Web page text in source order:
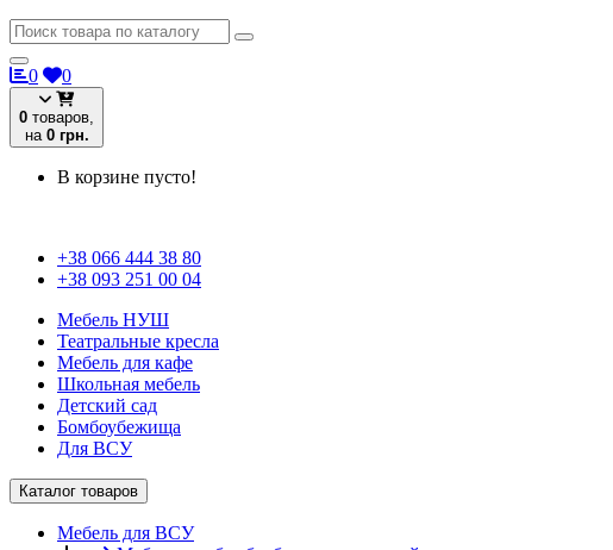
0 0
0 товаров,
на 0 грн.
В корзине пусто!
+38 066 444 38 80
+38 093 251 00 04
Мебель НУШ
Театральные кресла
Мебель для кафе
Школьная мебель
Детский сад
Бомбоубежища
Для ВСУ
Каталог товаров
Мебель для ВСУ